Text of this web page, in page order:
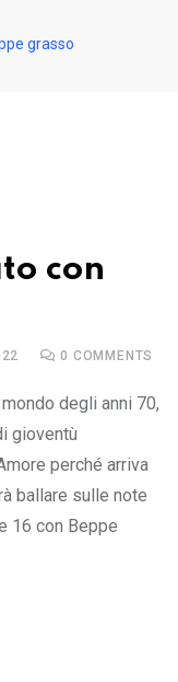
grasso
con
0 COMMENTS
degli anni 70,
gioventù
perché arriva
ballare sulle note
16 con Beppe